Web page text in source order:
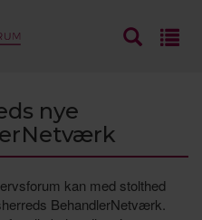
nye
kan med stolthed
BehandlerNetværk.